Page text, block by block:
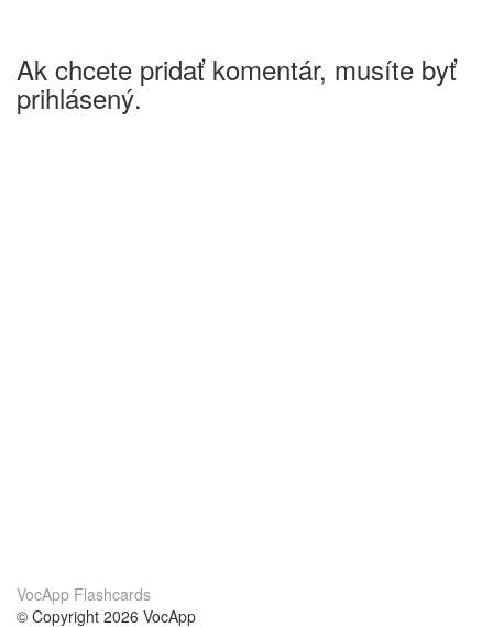
Ak chcete pridať komentár, musíte byť
prihlásený.
VocApp Flashcards
© Copyright 2026 VocApp